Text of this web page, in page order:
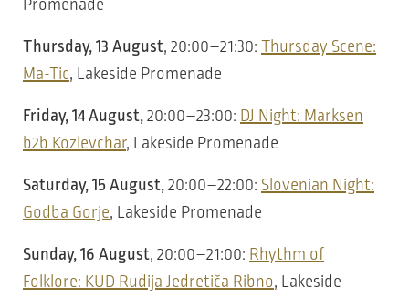
Promenade
Thursday, 13 August, 20:00–21:30: Thursday Scene:
Ma-Tic, Lakeside Promenade
Friday, 14 August, 20:00–23:00: DJ Night: Marksen
b2b Kozlevchar, Lakeside Promenade
Saturday, 15 August, 20:00–22:00: Slovenian Night:
Godba Gorje, Lakeside Promenade
Sunday, 16 August, 20:00–21:00: Rhythm of
Folklore: KUD Rudija Jedretiča Ribno, Lakeside